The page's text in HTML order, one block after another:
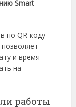
Smart
по QR-коду
и время
на
работы